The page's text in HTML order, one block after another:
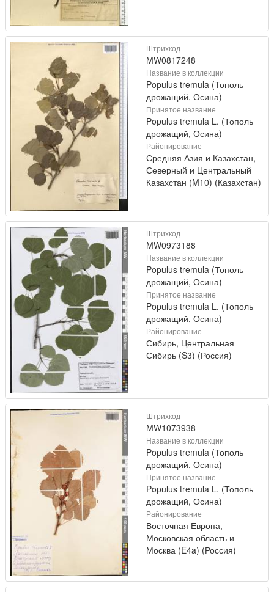
Штрихкод
MW0817248
Название в коллекции
Populus tremula (Тополь
дрожащий, Осина)
Принятое название
Populus tremula L. (Тополь
дрожащий, Осина)
Районирование
Средняя Азия и Казахстан,
Северный и Центральный
Казахстан (M10) (Казахстан)
Штрихкод
MW0973188
Название в коллекции
Populus tremula (Тополь
дрожащий, Осина)
Принятое название
Populus tremula L. (Тополь
дрожащий, Осина)
Районирование
Сибирь, Центральная
Сибирь (S3) (Россия)
Штрихкод
MW1073938
Название в коллекции
Populus tremula (Тополь
дрожащий, Осина)
Принятое название
Populus tremula L. (Тополь
дрожащий, Осина)
Районирование
Восточная Европа,
Московская область и
Москва (E4a) (Россия)